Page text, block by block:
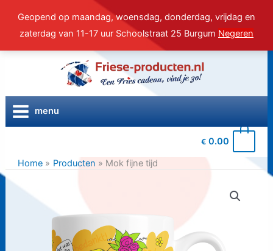
Geopend op maandag, woensdag, donderdag, vrijdag en
zaterdag van 11-17 uur Schoolstraat 25 Burgum Negeren
inhoud
menu
€ 0.00
Home Producten Mok fijne tijd